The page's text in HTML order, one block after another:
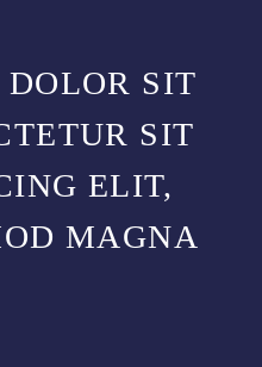
SIT
SIT
ELIT,
MAGNA